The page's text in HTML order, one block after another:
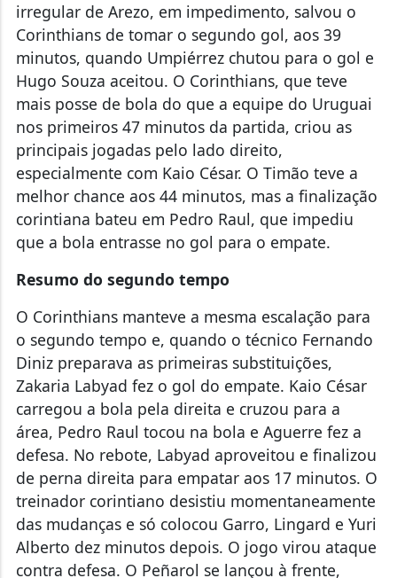
irregular de Arezo, em impedimento, salvou o
Corinthians de tomar o segundo gol, aos 39
minutos, quando Umpiérrez chutou para o gol e
Hugo Souza aceitou. O Corinthians, que teve
mais posse de bola do que a equipe do Uruguai
nos primeiros 47 minutos da partida, criou as
principais jogadas pelo lado direito,
especialmente com Kaio César. O Timão teve a
melhor chance aos 44 minutos, mas a finalização
corintiana bateu em Pedro Raul, que impediu
que a bola entrasse no gol para o empate.
Resumo do segundo tempo
O Corinthians manteve a mesma escalação para
o segundo tempo e, quando o técnico Fernando
Diniz preparava as primeiras substituições,
Zakaria Labyad fez o gol do empate. Kaio César
carregou a bola pela direita e cruzou para a
área, Pedro Raul tocou na bola e Aguerre fez a
defesa. No rebote, Labyad aproveitou e finalizou
de perna direita para empatar aos 17 minutos. O
treinador corintiano desistiu momentaneamente
das mudanças e só colocou Garro, Lingard e Yuri
Alberto dez minutos depois. O jogo virou ataque
contra defesa. O Peñarol se lançou à frente,